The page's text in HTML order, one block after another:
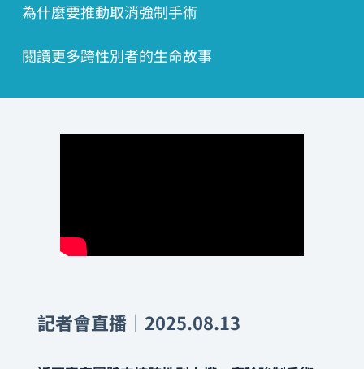
為什麼要推動取消強制手術
閱讀更多跨性別者的生命故事
記者會直播│2025.08.13